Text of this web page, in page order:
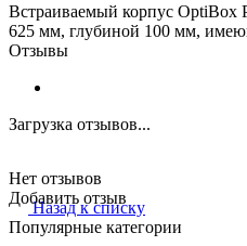
Встраиваемый корпус
625 мм, глубиной 100 мм,
Отзывы
Загрузка отзывов...
Нет отзывов
Добавить отзыв
Назад к списку
Популярные категории